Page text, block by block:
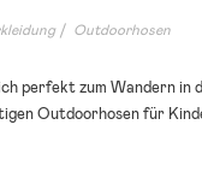
Outdoorhosen
perfekt zum Wandern
Outdoorhosen für